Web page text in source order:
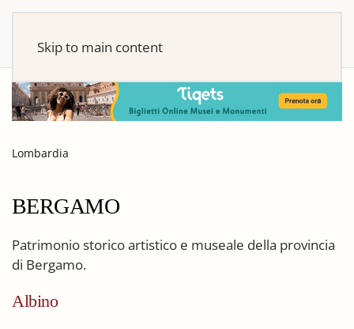
Skip to main content
Lombardia
BERGAMO
Patrimonio storico artistico e museale della provincia
di Bergamo.
Albino